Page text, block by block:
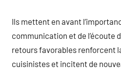
Ils mettent en avant
communication et de l’écoute
retours favorables renforcent
cuisinistes et incitent de